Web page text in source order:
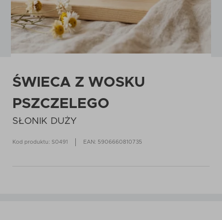
ŚWIECA Z WOSKU
PSZCZELEGO
SŁONIK DUŻY
Kod produktu: S0491 EAN: 5906660810735